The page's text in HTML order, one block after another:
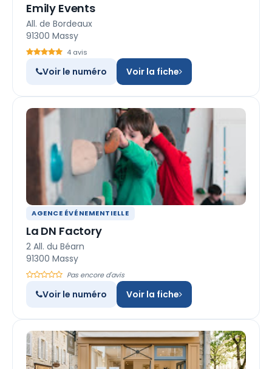
Emily Events
All. de Bordeaux
91300 Massy
4 avis
Voir le numéro Voir la fiche
AGENCE ÉVÉNEMENTIELLE
La DN Factory
2 All. du Béarn
91300 Massy
Pas encore d'avis
Voir le numéro Voir la fiche